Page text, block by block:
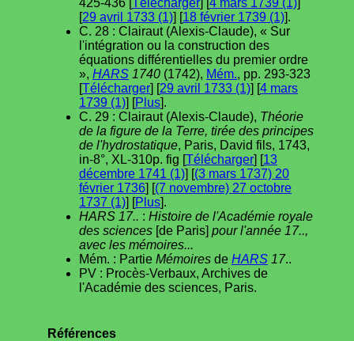
[29 avril 1733 (1)] [18 février 1739 (1)].
C. 28 : Clairaut (Alexis-Claude), « Sur
l'intégration ou la construction des
équations différentielles du premier ordre
», HARS 1740 (1742), Mém., pp. 293-323
[Télécharger] [29 avril 1733 (1)] [4 mars
1739 (1)] [Plus].
C. 29 : Clairaut (Alexis-Claude), Théorie
de la figure de la Terre, tirée des principes
de l'hydrostatique, Paris, David fils, 1743,
in-8°, XL-310p. fig [Télécharger] [13
décembre 1741 (1)] [(3 mars 1737) 20
février 1736] [(7 novembre) 27 octobre
1737 (1)] [Plus].
HARS 17.. : Histoire de l'Académie royale
des sciences [de Paris] pour l'année 17..,
avec les mémoires...
Mém. : Partie Mémoires de HARS 17..
PV : Procès-Verbaux, Archives de
l'Académie des sciences, Paris.
Références